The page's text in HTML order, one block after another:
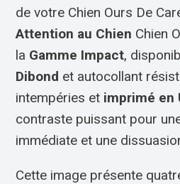
de votre Chien Ours De
Attention au Chien Chien
la Gamme Impact,
Dibond et autocollant
intempéries et imprimé en
contraste puissant pour
immédiate et une
Cette image présente